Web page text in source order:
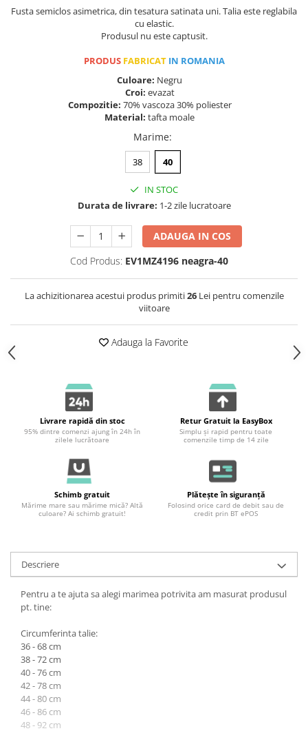
Fusta semiclos asimetrica, din tesatura satinata uni. Talia este reglabila
cu elastic.
Produsul nu este captusit.
PRODUS FABRICAT IN ROMANIA
Culoare: Negru
Croi: evazat
Compozitie: 70% vascoza 30% poliester
Material: tafta moale
Marime:
38 40
IN STOC
Durata de livrare: 1-2 zile lucratoare
ADAUGA IN COS
Cod Produs: EV1MZ4196 neagra-40
La achizitionarea acestui produs primiti26Lei pentru comenzile
viitoare
Adauga la Favorite
Livrare rapidă din stoc
95% dintre comenzi ajung în 24h în
zilele lucrătoare
Retur Gratuit la EasyBox
Simplu și rapid pentru toate
comenzile timp de 14 zile
Schimb gratuit
Mărime mare sau mărime mică? Altă
culoare? Ai schimb gratuit!
Plătește în siguranță
Folosind orice card de debit sau de
credit prin BT ePOS
Descriere
Pentru a te ajuta sa alegi marimea potrivita am masurat produsul
pt. tine:
Circumferinta talie:
36 - 68 cm
38 - 72 cm
40 - 76 cm
42 - 78 cm
44 - 80 cm
46 - 86 cm
48 - 92 cm